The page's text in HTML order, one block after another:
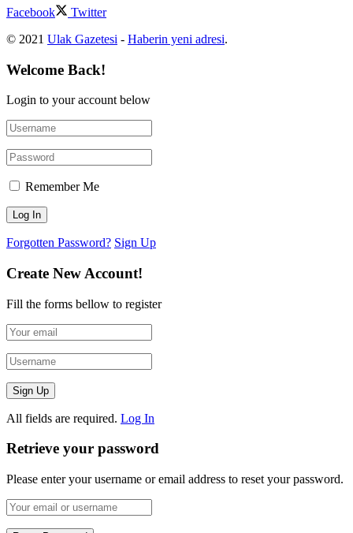
Facebook
Twitter
© 2021 Ulak Gazetesi - Haberin yeni adresi.
Welcome Back!
Login to your account below
Remember Me
Forgotten Password? Sign Up
Create New Account!
Fill the forms bellow to register
All fields are required. Log In
Retrieve your password
Please enter your username or email address to reset your password.